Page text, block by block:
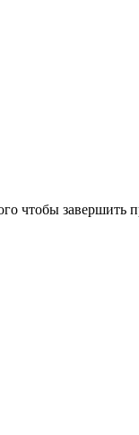
чтобы завершить